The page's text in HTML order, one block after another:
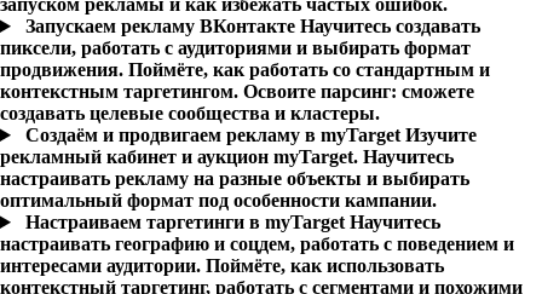
запуском рекламы и как избежать частых ошибок.
Запускаем рекламу ВКонтакте Научитесь создавать
пиксели, работать с аудиториями и выбирать формат
продвижения. Поймёте, как работать со стандартным и
контекстным таргетингом. Освоите парсинг: сможете
создавать целевые сообщества и кластеры.
Создаём и продвигаем рекламу в myTarget Изучите
рекламный кабинет и аукцион myTarget. Научитесь
настраивать рекламу на разные объекты и выбирать
оптимальный формат под особенности кампании.
Настраиваем таргетинги в myTarget Научитесь
настраивать географию и соцдем, работать с поведением и
интересами аудитории. Поймёте, как использовать
контекстный таргетинг, работать с сегментами и похожими